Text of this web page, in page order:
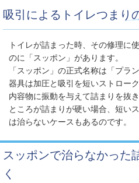
吸引によるトイレつまり
トイレが詰まった時、その修理に
のに「スッポン」があります。
「スッポン」の正式名称は「プラ
器具は加圧と吸引を短いストロー
内容物に振動を与えて詰まりを抜き
ところが詰まりが硬い場合、短い
は治らないケースもあるのです。
スッポンで治らなかった
く